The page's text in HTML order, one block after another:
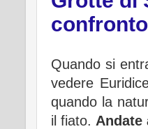
Quando si
vedere
quando la
il fiato. Andate